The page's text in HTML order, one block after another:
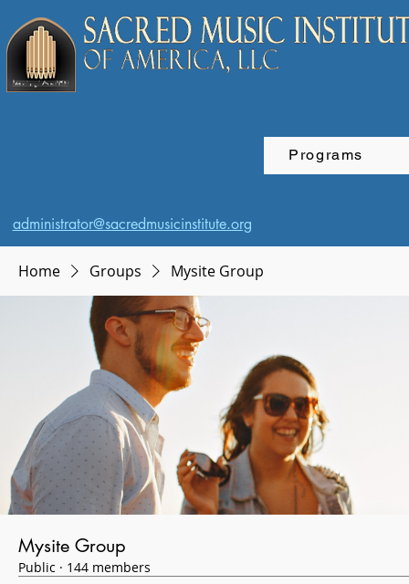
Programs
administrator@sacredmusicinstitute.org
Home Groups Mysite Group
Mysite Group
Public · 144 members